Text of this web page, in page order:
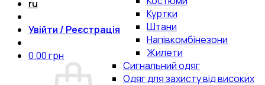
ru
Увійти / Реєстрація
0.00грн
Куртки
Штани
Напівкомбінезони
Жилети
Сигнальний одяг
Одяг для захисту від високих